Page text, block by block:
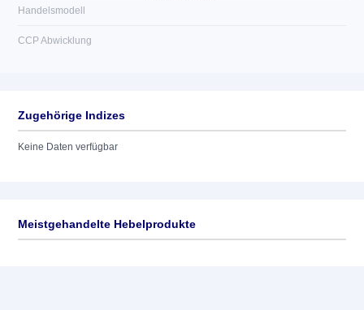
Handelsmodell
CCP Abwicklung
Zugehörige Indizes
Keine Daten verfügbar
Meistgehandelte Hebelprodukte